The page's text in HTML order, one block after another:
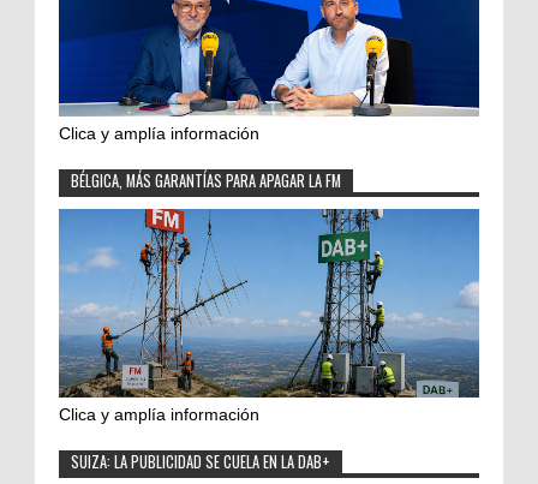
Clica y amplía información
BÉLGICA, MÁS GARANTÍAS PARA APAGAR LA FM
Clica y amplía información
SUIZA: LA PUBLICIDAD SE CUELA EN LA DAB+